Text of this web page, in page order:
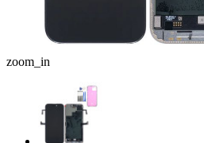
zoom_in